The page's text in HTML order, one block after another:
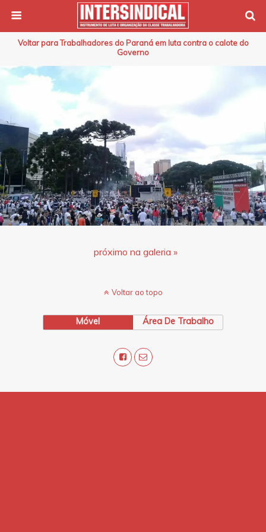
Voltar para Trabalhadores do Paraná em luta contra o calote do
Governo
próximo na galeria »
Voltar ao topo
Móvel Área De Trabalho